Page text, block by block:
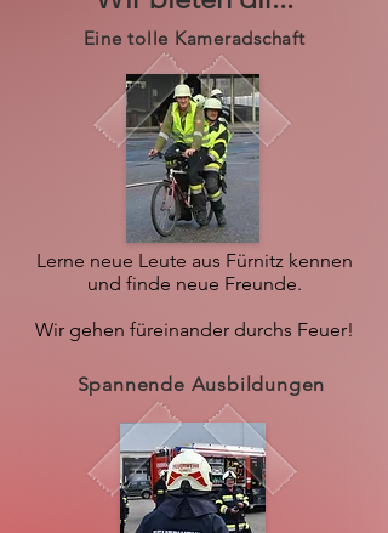
Eine tolle Kameradschaft
Lerne neue Leute aus Fürnitz kennen
und finde neue Freunde.
Wir gehen füreinander durchs Feuer!
Spannende Ausbildungen